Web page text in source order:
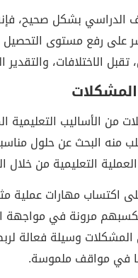
الدراسي بشكل صحيح،
رفع مستوى التحصيل
تقبل الاختلافات،
من الأساليب
منه البحث عن حلول
التعليمية من خلال
اكتساب مهارات عملية
مرونة في مواجهة
المشكلات وسيلة فعالة
في مواقف ملموسة.